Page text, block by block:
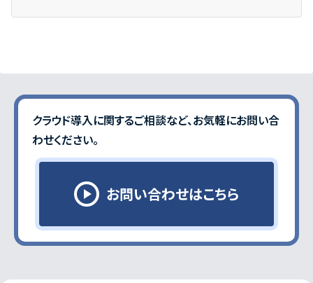
クラウド導入に関するご相談など、お気軽にお問い合
わせください｡
お問い合わせはこちら